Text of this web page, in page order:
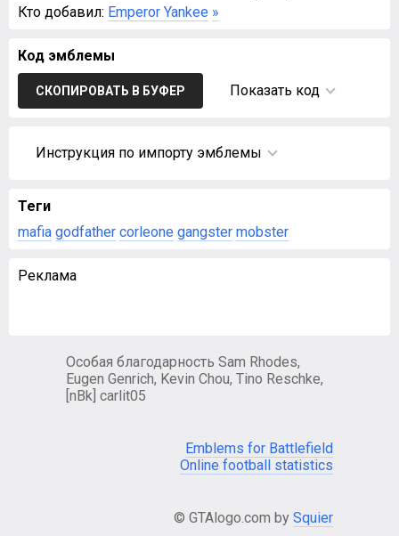
Кто добавил: Emperor Yankee »
Код эмблемы
СКОПИРОВАТЬ В БУФЕР Показать код
Инструкция по импорту эмблемы
Теги
mafia godfather corleone gangster mobster
Реклама
Особая благодарность Sam Rhodes,
Eugen Genrich, Kevin Chou, Tino Reschke,
[nBk] carlit05
Emblems for Battlefield
Online football statistics
© GTAlogo.com by Squier